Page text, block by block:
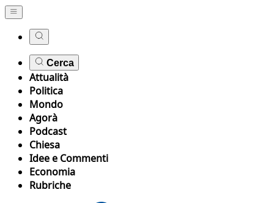
Cerca
Attualità
Politica
Mondo
Agorà
Podcast
Chiesa
Idee e Commenti
Economia
Rubriche